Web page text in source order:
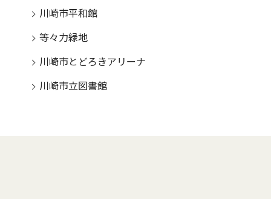
川崎市平和館
等々力緑地
川崎市とどろきアリーナ
川崎市立図書館